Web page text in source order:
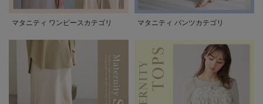
マタニティ ワンピースカテゴリ マタニティ パンツカテゴリ